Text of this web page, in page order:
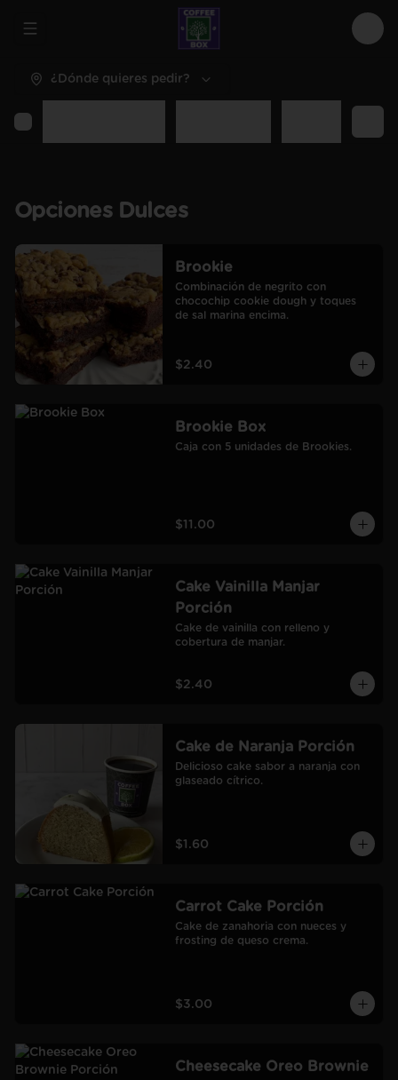
Abrir menu de navegación
¿Dónde quieres pedir?
Opciones Dulces
Brookie
Combinación de negrito con
chocochip cookie dough y toques
de sal marina encima.
$2.40
Brookie Box
Caja con 5 unidades de Brookies.
$11.00
Cake Vainilla Manjar
Porción
Cake de vainilla con relleno y
cobertura de manjar.
$2.40
Cake de Naranja Porción
Delicioso cake sabor a naranja con
glaseado cítrico.
$1.60
Carrot Cake Porción
Cake de zanahoria con nueces y
frosting de queso crema.
$3.00
Cheesecake Oreo Brownie